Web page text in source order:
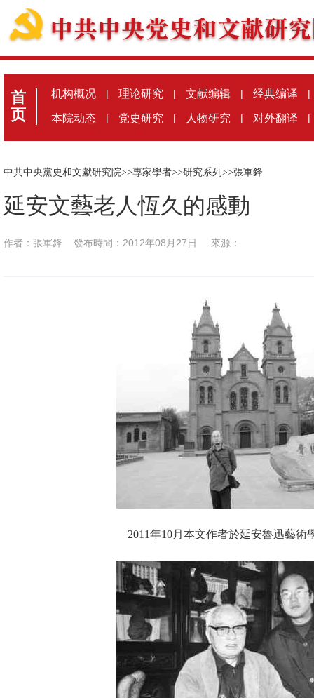
首
页
机构概况 | 理论研究 | 文献编辑 | 经典编译 |
本院动态 | 党史研究 | 人物研究 | 对外翻译 |
中共中央黨史和文獻研究院>>專家學者>>研究系列 >>張軍鋒
延安文藝老人恆久的感動
作者：張軍鋒 發布時間：2012年08月27日 來源：
2011年10月本文作者於延安魯迅藝術